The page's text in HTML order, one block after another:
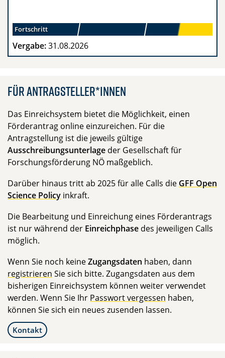
Fortschritt
Vergabe:31.08.2026
Für Antragsteller*innen
Das Einreichsystem bietet die Möglichkeit, einen
Förderantrag online einzureichen. Für die
Antragstellung ist die jeweils gültige
Ausschreibungsunterlage der Gesellschaft für
Forschungsförderung NÖ maßgeblich.
Darüber hinaus tritt ab 2025 für alle Calls die GFF Open
Science Policy inkraft.
Die Bearbeitung und Einreichung eines Förderantrags
ist nur während der Einreichphase des jeweiligen Calls
möglich.
Wenn Sie noch keineZugangsdaten haben, dann
registrieren Sie sich bitte. Zugangsdaten aus dem
bisherigen Einreichsystem können weiter verwendet
werden. Wenn Sie Ihr Passwort vergessen haben,
können Sie sich ein neues zusenden lassen.
Kontakt